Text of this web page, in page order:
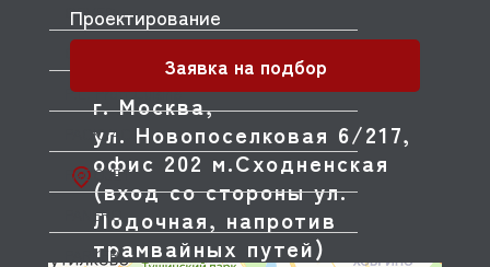
ORVED
P.L. Proff Cuisine
PACKVAC
PACOJET
PANERO
PARKER
г. Москва,
ул. Новопоселковая 6/217,
офис 202 м.Сходненская
(вход со стороны ул.
Лодочная, напротив
трамвайных путей)
Проектирование
Заявка на подбор